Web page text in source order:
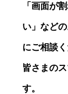
「画面が
い」など
にご相談
皆さまの
す。